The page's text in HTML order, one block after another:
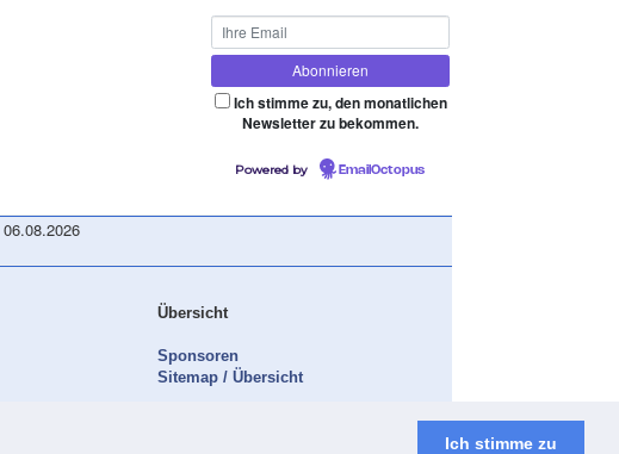
Ich stimme zu
Ich stimme zu, den monatlichen
Newsletter zu bekommen.
Powered by EmailOctopus
06.08.2026
Übersicht
Sponsoren
Sitemap / Übersicht